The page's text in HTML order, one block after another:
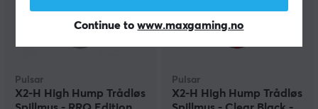
Continue towww.maxgaming.no
Pulsar
X2-H High Hump Trådløs
Pulsar
X2-H High Hump Trådløs